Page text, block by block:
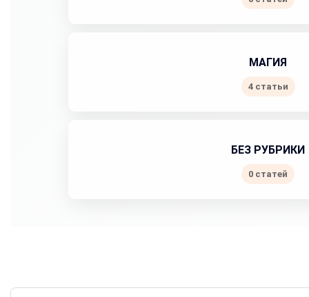
МАГИЯ
4 статьи
БЕЗ РУБРИКИ
0 статей